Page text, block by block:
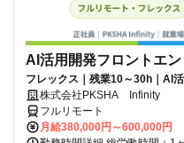
AI活用開発フロントエ
フレックス｜残業10～30h｜AI
株式会社PKSHA Infinity
フルリモート
月給380,000円～600,000円